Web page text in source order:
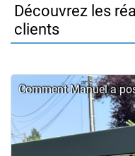
Découvrez les
clients
Comment Manuel a